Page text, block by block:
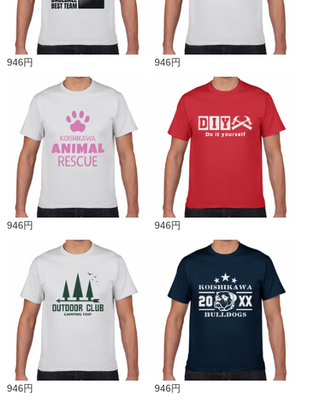
946円 946円
946円 946円
946円
946円